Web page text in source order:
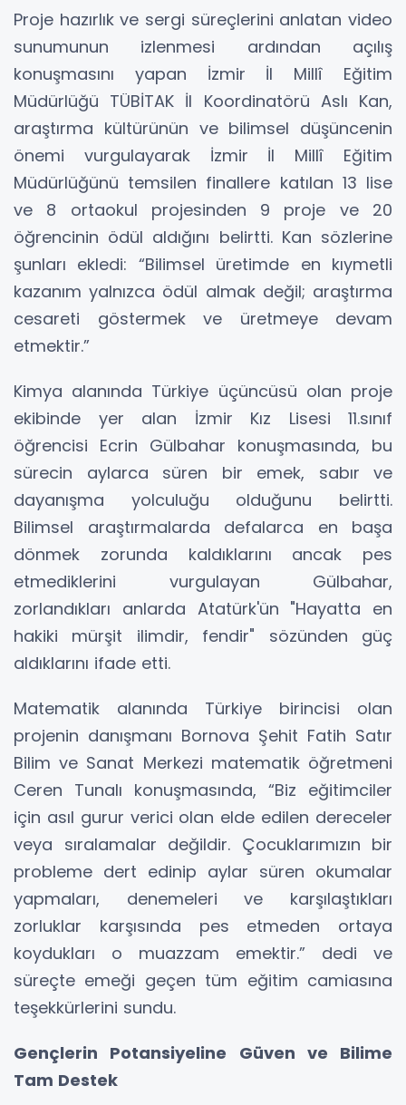
Proje hazırlık ve sergi süreçlerini anlatan video
sunumunun izlenmesi ardından açılış
konuşmasını yapan İzmir İl Millî Eğitim
Müdürlüğü TÜBİTAK İl Koordinatörü Aslı Kan,
araştırma kültürünün ve bilimsel düşüncenin
önemi vurgulayarak İzmir İl Millî Eğitim
Müdürlüğünü temsilen finallere katılan 13 lise
ve 8 ortaokul projesinden 9 proje ve 20
öğrencinin ödül aldığını belirtti. Kan sözlerine
şunları ekledi: “Bilimsel üretimde en kıymetli
kazanım yalnızca ödül almak değil; araştırma
cesareti göstermek ve üretmeye devam
etmektir.”
Kimya alanında Türkiye üçüncüsü olan proje
ekibinde yer alan İzmir Kız Lisesi 11.sınıf
öğrencisi Ecrin Gülbahar konuşmasında, bu
sürecin aylarca süren bir emek, sabır ve
dayanışma yolculuğu olduğunu belirtti.
Bilimsel araştırmalarda defalarca en başa
dönmek zorunda kaldıklarını ancak pes
etmediklerini vurgulayan Gülbahar,
zorlandıkları anlarda Atatürk'ün "Hayatta en
hakiki mürşit ilimdir, fendir" sözünden güç
aldıklarını ifade etti.
Matematik alanında Türkiye birincisi olan
projenin danışmanı Bornova Şehit Fatih Satır
Bilim ve Sanat Merkezi matematik öğretmeni
Ceren Tunalı konuşmasında, “Biz eğitimciler
için asıl gurur verici olan elde edilen dereceler
veya sıralamalar değildir. Çocuklarımızın bir
probleme dert edinip aylar süren okumalar
yapmaları, denemeleri ve karşılaştıkları
zorluklar karşısında pes etmeden ortaya
koydukları o muazzam emektir.” dedi ve
süreçte emeği geçen tüm eğitim camiasına
teşekkürlerini sundu.
Gençlerin Potansiyeline Güven ve Bilime
Tam Destek